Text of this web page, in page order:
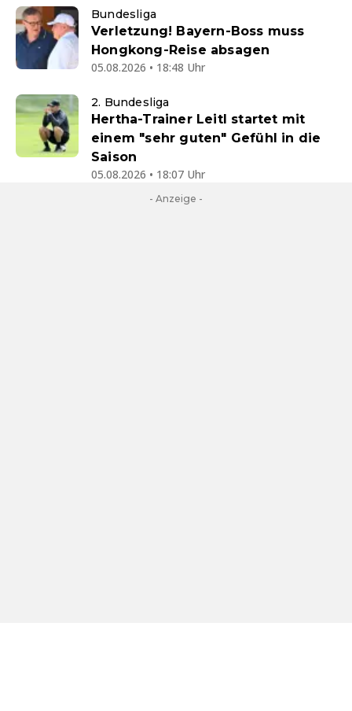
Bundesliga
Verletzung! Bayern-Boss muss
Hongkong-Reise absagen
05.08.2026 • 18:48 Uhr
2. Bundesliga
Hertha-Trainer Leitl startet mit
einem "sehr guten" Gefühl in die
Saison
05.08.2026 • 18:07 Uhr
- Anzeige -